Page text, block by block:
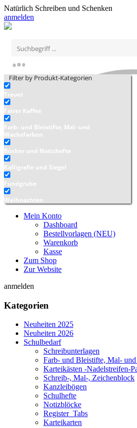
Natürlich Schreiben und Schenken
anmelden
Filter by Produkt-Kategorien
Trauer
Fairer Kaffee
Farb- und Bleistifte, Mal- und
Wachsfarben
Bücher und Notizhefte
Kalligrafie und Siegel
Fundgrube
Weihnachten
Mein Konto
Dashboard
Bestellvorlagen (NEU)
Warenkorb
Kasse
Zum Shop
Zur Website
anmelden
Kategorien
Neuheiten 2025
Neuheiten 2026
Schulbedarf
Schreibunterlagen
Farb- und Bleistifte, Mal- und
Karteikästen -Nadelstreifen-
Schreib-, Mal-, Zeichenblock
Kanzleibögen
Schulhefte
Notizblöcke
Register_Tabs
Karteikarten